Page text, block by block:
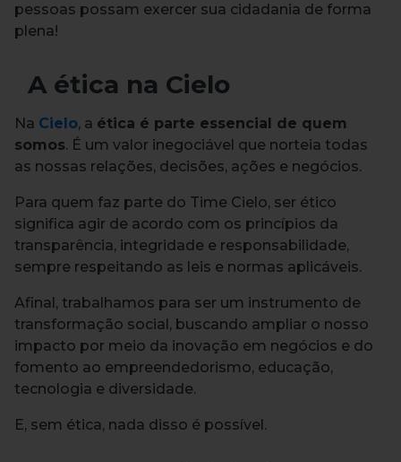
pessoas possam exercer sua cidadania de forma
plena!
A ética na Cielo
Na Cielo, a ética é parte essencial de quem
somos. É um valor inegociável que norteia todas
as nossas relações, decisões, ações e negócios.
Para quem faz parte do Time Cielo, ser ético
significa agir de acordo com os princípios da
transparência, integridade e responsabilidade,
sempre respeitando as leis e normas aplicáveis.
Afinal, trabalhamos para ser um instrumento de
transformação social, buscando ampliar o nosso
impacto por meio da inovação em negócios e do
fomento ao empreendedorismo, educação,
tecnologia e diversidade.
E, sem ética, nada disso é possível.